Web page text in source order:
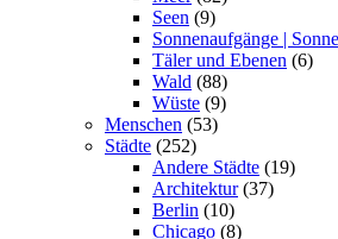
Seen (9)
Sonnenaufgänge |
Täler und Ebenen (6)
Wald (88)
Wüste (9)
Menschen (53)
Städte (252)
Andere Städte (19)
Architektur (37)
Berlin (10)
Chicago (8)